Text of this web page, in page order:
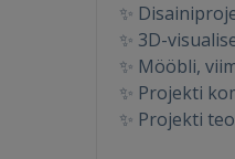
✨
✨ 3D-
✨ Mööbli,
✨ Projekti
✨ Projekti